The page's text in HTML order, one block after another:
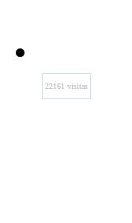
22161 visitas